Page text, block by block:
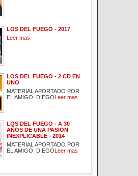
LOS DEL FUEGO - 2017
Leer mas
LOS DEL FUEGO - 2 CD EN
UNO
MATERIAL APORTADO POR
EL AMIGO DIEGOLeer mas
LOS DEL FUEGO - A 30
AÑOS DE UNA PASION
INEXPLICABLE - 2014
MATERIAL APORTADO POR
EL AMIGO DIEGOLeer mas